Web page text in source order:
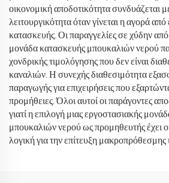
οικονομική αποδοτικότητα συνδυάζεται
λειτουργικότητα όταν γίνεται η αγορά
κατασκευής. Οι παραγγελίες σε χύδην
μονάδα κατασκευής μπουκαλιών νερού
χονδρικής τιμολόγησης που δεν είναι
καναλιών. Η συνεχής διαθεσιμότητα
παραγωγής για επιχειρήσεις που
προμήθειες. Όλοι αυτοί οι παράγοντες
γιατί η επιλογή μιας εργοστασιακής
μπουκαλιών νερού ως προμηθευτής έχει
λογική για την επίτευξη μακροπρόθεσμης